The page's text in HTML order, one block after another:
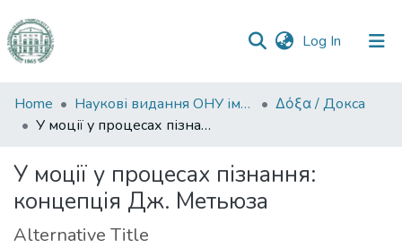
Log In (current)
Communities
&
All of DSpace
Statistics
Home Наукові видання ОНУ імені І. І. Мечникова
Δόξα / Докса
У моції у процесах пізнання: концепція Дж. Метьюза
У моції у процесах пізнання:
концепція Дж. Метьюза
Alternative Title